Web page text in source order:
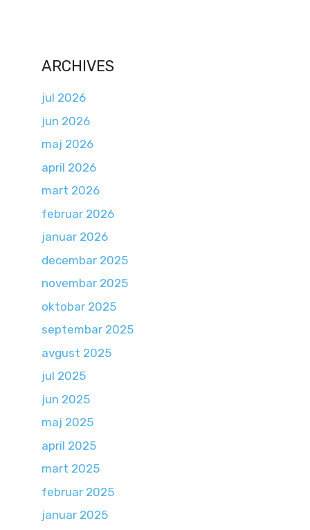
ARCHIVES
jul 2026
jun 2026
maj 2026
april 2026
mart 2026
februar 2026
januar 2026
decembar 2025
novembar 2025
oktobar 2025
septembar 2025
avgust 2025
jul 2025
jun 2025
maj 2025
april 2025
mart 2025
februar 2025
januar 2025